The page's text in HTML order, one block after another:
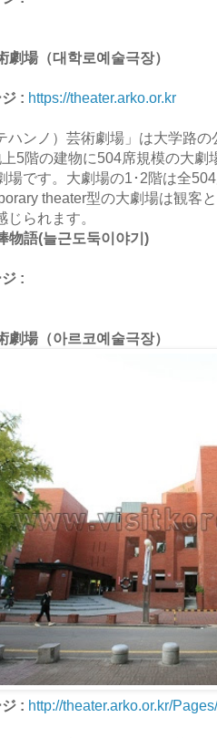
劇場（대학로예술극장）
: https://theater.arko.or.kr
ハンノ）芸術劇場」は大学路
5階の建物に504席規模の大劇
場です。大劇場の1･2階は全
theater型の大劇場は観客
じられます。
物語(늘근도둑이야기)
:
劇場（아르코예술극장）
: http://theater.arko.or.kr/